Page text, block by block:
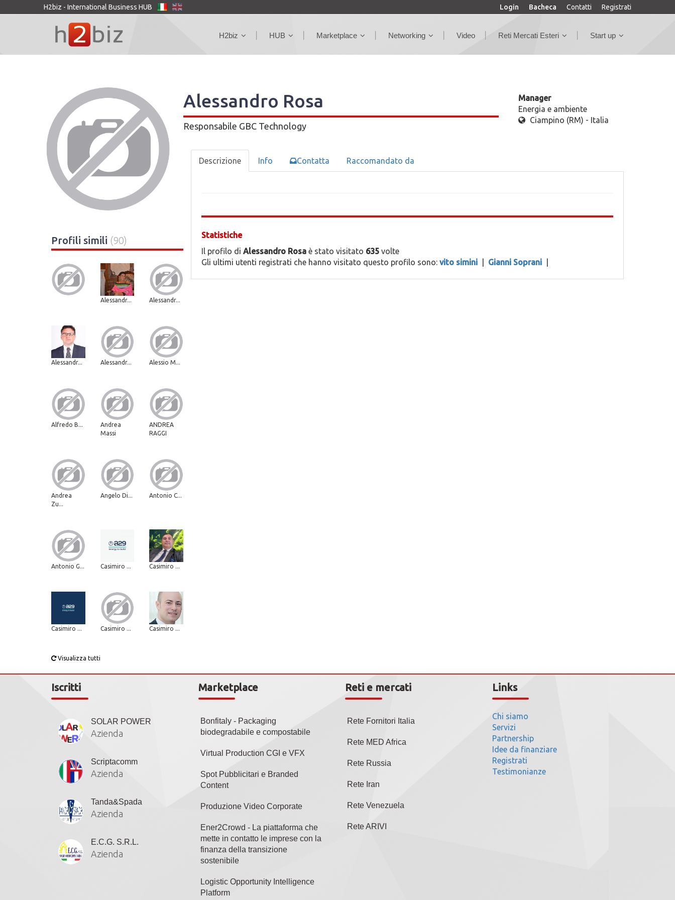
H2biz - International Business HUB Login Bacheca Contatti Registrati
H2biz HUB Marketplace Networking Video Reti Mercati Esteri Start up
Alessandro Rosa
Responsabile GBC Technology
Manager
Energia e ambiente
Ciampino (RM) - Italia
Profili simili (90)
Alessandr... Alessandr...
Alessandr... Alessandr... Alessio M...
Alfredo B...
Andrea
Massi
ANDREA
RAGGI
Andrea
Zu...
Angelo Di... Antonio C...
Antonio G... Casimiro ... Casimiro ...
Casimiro ... Casimiro ... Casimiro ...
Visualizza tutti
Descrizione Info Contatta Raccomandato da
Statistiche
Il profilo di Alessandro Rosaè stato visitato 635volte
Gli ultimi utenti registrati che hanno visitato questo profilo sono: vito simini Gianni Soprani
Iscritti
SOLAR POWER
Azienda
Scriptacomm
Azienda
Tanda&Spada
Azienda
E.C.G. S.R.L.
Azienda
Marketplace
Bonfitaly - Packaging
biodegradabile e compostabile
Virtual Production CGI e VFX
Spot Pubblicitari e Branded
Content
Produzione Video Corporate
Ener2Crowd - La piattaforma che
mette in contatto le imprese con la
finanza della transizione
sostenibile
Logistic Opportunity Intelligence
Platform
Reti e mercati
Rete Fornitori Italia
Rete MED Africa
Rete Russia
Rete Iran
Rete Venezuela
Rete ARIVI
Links
Chi siamo
Servizi
Partnership
Idee da finanziare
Registrati
Testimonianze